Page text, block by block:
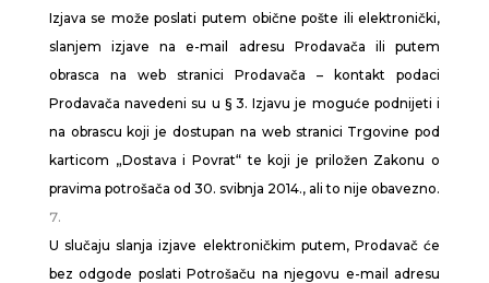
Izjava se može poslati putem obične pošte ili elektronički,
slanjem izjave na e-mail adresu Prodavača ili putem
obrasca na web stranici Prodavača – kontakt podaci
Prodavača navedeni su u § 3. Izjavu je moguće podnijeti i
na obrascu koji je dostupan na web stranici Trgovine pod
karticom „Dostava i Povrat“ te koji je priložen Zakonu o
pravima potrošača od 30. svibnja 2014., ali to nije obavezno.
U slučaju slanja izjave elektroničkim putem, Prodavač će
bez odgode poslati Potrošaču na njegovu e-mail adresu